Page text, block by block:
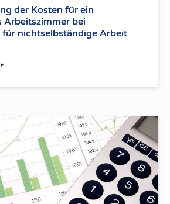
der Kosten für ein
Arbeitszimmer bei
nichtselbständige Arbeit